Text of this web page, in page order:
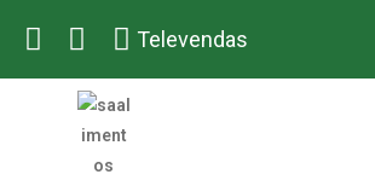
Televendas